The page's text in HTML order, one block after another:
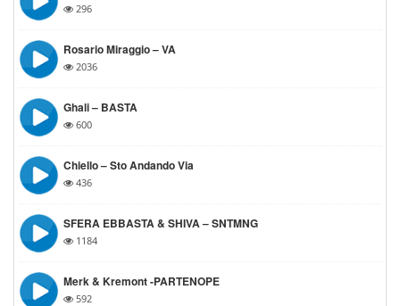
296
Rosario Miraggio – VA
2036
Ghali – BASTA
600
Chiello – Sto Andando Via
436
SFERA EBBASTA & SHIVA – SNTMNG
1184
Merk & Kremont -PARTENOPE
592